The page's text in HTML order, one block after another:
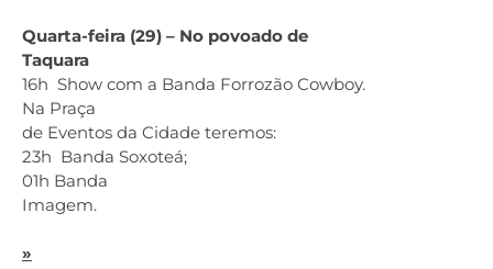
Quarta-feira (29) – No povoado de
Taquara
16h Show com a Banda Forrozão Cowboy.
Na Praça
de Eventos da Cidade teremos:
23h Banda Soxoteá;
01h Banda
Imagem.
»